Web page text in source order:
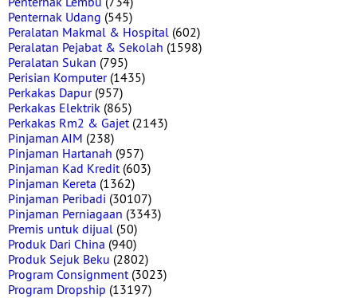
Penternak Udang (545)
Peralatan Makmal & Hospital (602)
Peralatan Pejabat & Sekolah (1598)
Peralatan Sukan (795)
Perisian Komputer(1435)
Perkakas Dapur(957)
Perkakas Elektrik (865)
Perkakas Rm2 & Gajet(2143)
Pinjaman AIM (238)
Pinjaman Hartanah (957)
Pinjaman Kad Kredit(603)
Pinjaman Kereta (1362)
Pinjaman Peribadi (30107)
Pinjaman Perniagaan (3343)
Premis untuk dijual (50)
Produk Dari China (940)
Produk Sejuk Beku (2802)
Program Consignment(3023)
Program Dropship (13197)